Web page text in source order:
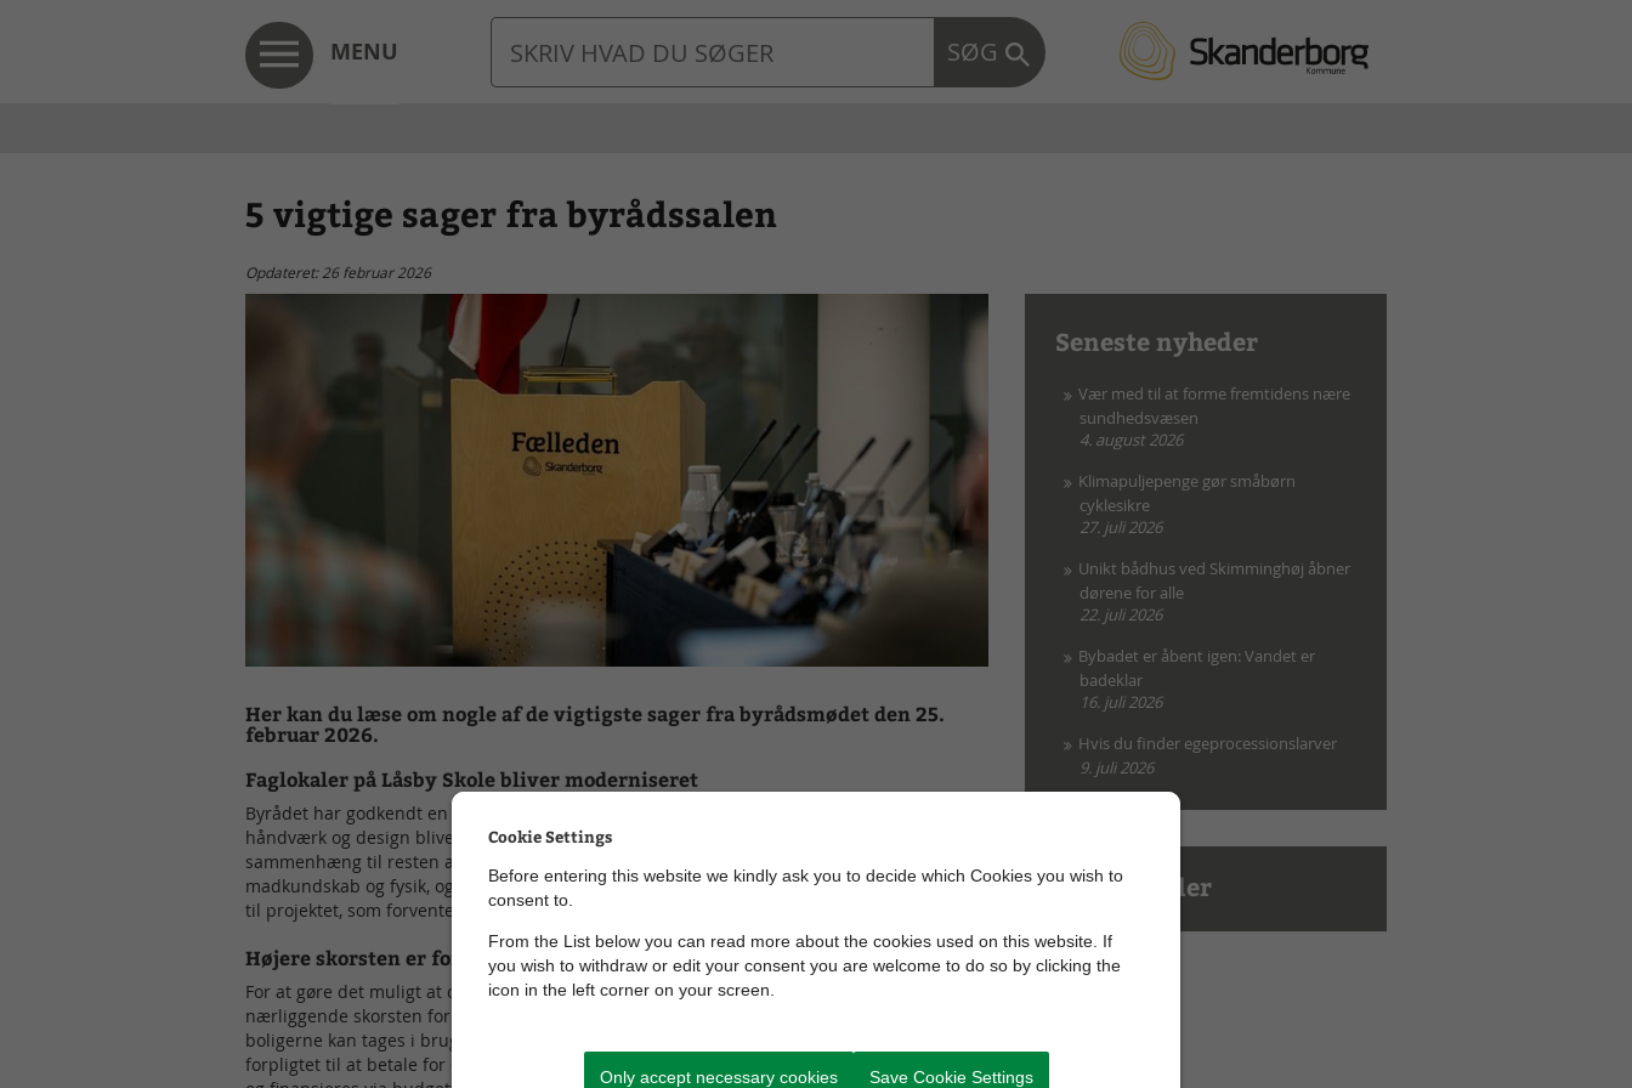
MENU SØG
5 vigtige sager fra byrådssalen
Opdateret: 26 februar 2026
Her kan du læse om nogle af de vigtigste sager fra byrådsmødet den 25.
februar 2026.
Faglokaler på Låsby Skole bliver moderniseret
Byrådet har godkendt en modernisering af faglokalerne på Låsby Skole. Lokalerne til
håndværk og design bliver renoveret og indrettet med nye værksteder og en bedre
sammenhæng til resten af skolen. Derudover forbedres lys og lofter i lokalerne til
madkundskab og fysik, og natur/teknologi-lokalet bygges om. Der er afsat i alt 5,75 mio. kr.
til projektet, som forventes færdigt inden udgangen af 2026.
Højere skorsten er forudsætningen for nye almene boliger i Hørning
For at gøre det muligt at opføre 37 almene boliger på Vestervej i Hørning skal en
nærliggende skorsten forhøjes. Det skyldes, at en række miljøkrav skal være opfyldt, før
boligerne kan tages i brug. Skanderborg Kommune har solgt grunden og er derfor
forpligtet til at betale for den nye skorsten. Udgiften forventes at være omkring 800.000 kr.
Seneste nyheder
Vær med til at forme fremtidens nære
sundhedsvæsen
4. august 2026
Klimapuljepenge gør småbørn
cyklesikre
27. juli 2026
Unikt bådhus ved Skimminghøj åbner
dørene for alle
22. juli 2026
Bybadet er åbent igen: Vandet er
badeklar
16. juli 2026
Hvis du finder egeprocessionslarver
9. juli 2026
Alle nyheder
Cookie Settings
Before entering this website we kindly ask you to decide which Cookies you wish to
consent to.
From the List below you can read more about the cookies used on this website. If
you wish to withdraw or edit your consent you are welcome to do so by clicking the
icon in the left corner on your screen.
Only accept necessary cookies Save Cookie Settings